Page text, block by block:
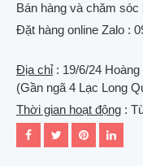
Bán hàng và chăm sóc
Đặt hàng online Zalo :
Địa chỉ: 19/6/24 Hoàng
(Gần ngã 4 Lạc Long
Thời gian hoạt động :